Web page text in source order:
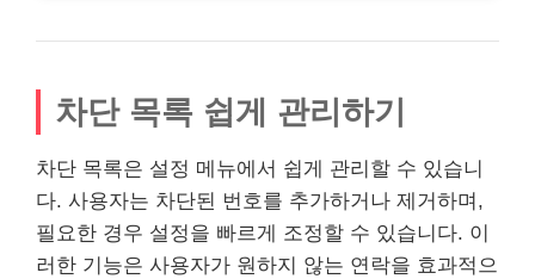
차단 목록 쉽게 관리하기
차단 목록은 설정 메뉴에서 쉽게 관리할 수 있습니
다. 사용자는 차단된 번호를 추가하거나 제거하며,
필요한 경우 설정을 빠르게 조정할 수 있습니다. 이
러한 기능은 사용자가 원하지 않는 연락을 효과적으